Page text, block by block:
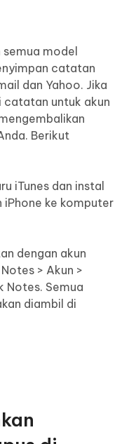
semua model
catatan
dan Yahoo. Jika
catatan untuk akun
Berikut
iTunes dan instal
iPhone ke komputer
dengan akun
> Akun >
Notes. Semua
diambil di